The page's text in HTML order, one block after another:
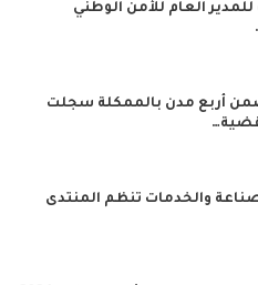
العام للأمن الوطني
ضمن أربع مدن بالممكلة سجلت
والخدمات تنظم المنتدى